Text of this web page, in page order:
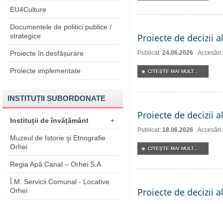
EU4Culture
Documentele de politici publice /
strategice
Proiecte în desfășurare
Proiecte implementate
INSTITUȚII SUBORDONATE
Instituții de învățământ +
Muzeul de Istorie şi Etnografie
Orhei
Regia Apă Canal – Orhei S.A.
Î.M. Servicii Comunal - Locative
Orhei
Proiecte de decizii
Publicat: 24.06.2026
CITEŞTE MAI MULT...
Proiecte de decizii
Publicat: 18.06.2026
CITEŞTE MAI MULT...
Proiecte de decizii